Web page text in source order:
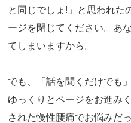
と同じでしょ!」と思われた
ージを閉じてください。あ
てしまいますから。
でも、「話を聞くだけでも
ゆっくりとページをお進み
された慢性腰痛でお悩みだ